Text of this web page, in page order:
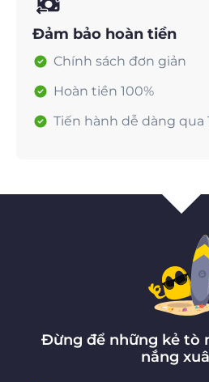
Đảm bảo hoàn tiền
Chính sách đơn giản
Hoàn tiền 100%
Tiến hành dễ dàng
Đừng để những kẻ tò
nắng